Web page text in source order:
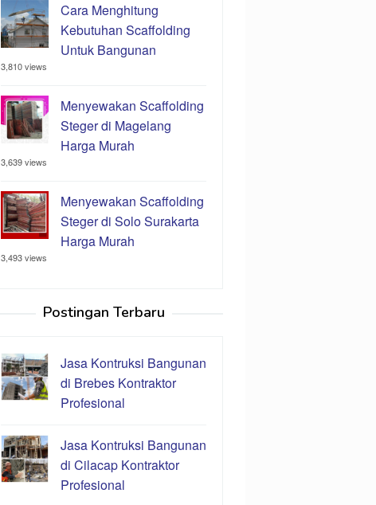
Cara Menghitung
Kebutuhan Scaffolding
Untuk Bangunan
3,810 views
Menyewakan Scaffolding
Steger di Magelang
Harga Murah
3,639 views
Menyewakan Scaffolding
Steger di Solo Surakarta
Harga Murah
3,493 views
Postingan Terbaru
Jasa Kontruksi Bangunan
di Brebes Kontraktor
Profesional
Jasa Kontruksi Bangunan
di Cilacap Kontraktor
Profesional